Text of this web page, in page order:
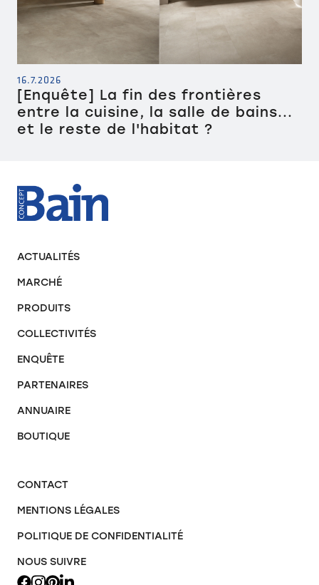
16.7.2026
[Enquête] La fin des frontières
entre la cuisine, la salle de bains...
et le reste de l'habitat ?
ACTUALITÉS
MARCHÉ
PRODUITS
COLLECTIVITÉS
ENQUÊTE
PARTENAIRES
ANNUAIRE
BOUTIQUE
CONTACT
MENTIONS LÉGALES
POLITIQUE DE CONFIDENTIALITÉ
NOUS SUIVRE